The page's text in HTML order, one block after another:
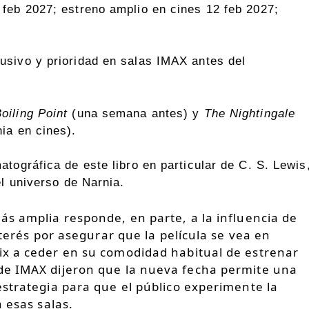
2027; estreno amplio en cines 12 feb 2027;
y prioridad en salas IMAX antes del
Point (una semana antes) y The Nightingale
en cines).
de este libro en particular de C. S.
universo de Narnia.
amplia responde, en parte, a la influencia de
por asegurar que la película se vea en
a ceder en su comodidad habitual de estrenar
IMAX dijeron que la nueva fecha permite una
para que el público experimente la
salas.